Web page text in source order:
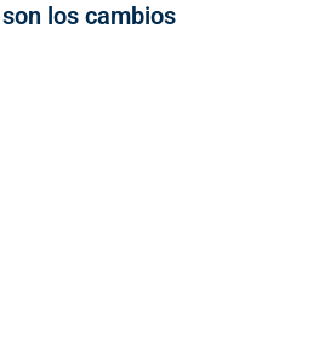
los cambios